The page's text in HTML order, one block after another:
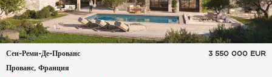
Сен-Реми-Де-Прованс
Прованс, Франция
3 550 000 EUR